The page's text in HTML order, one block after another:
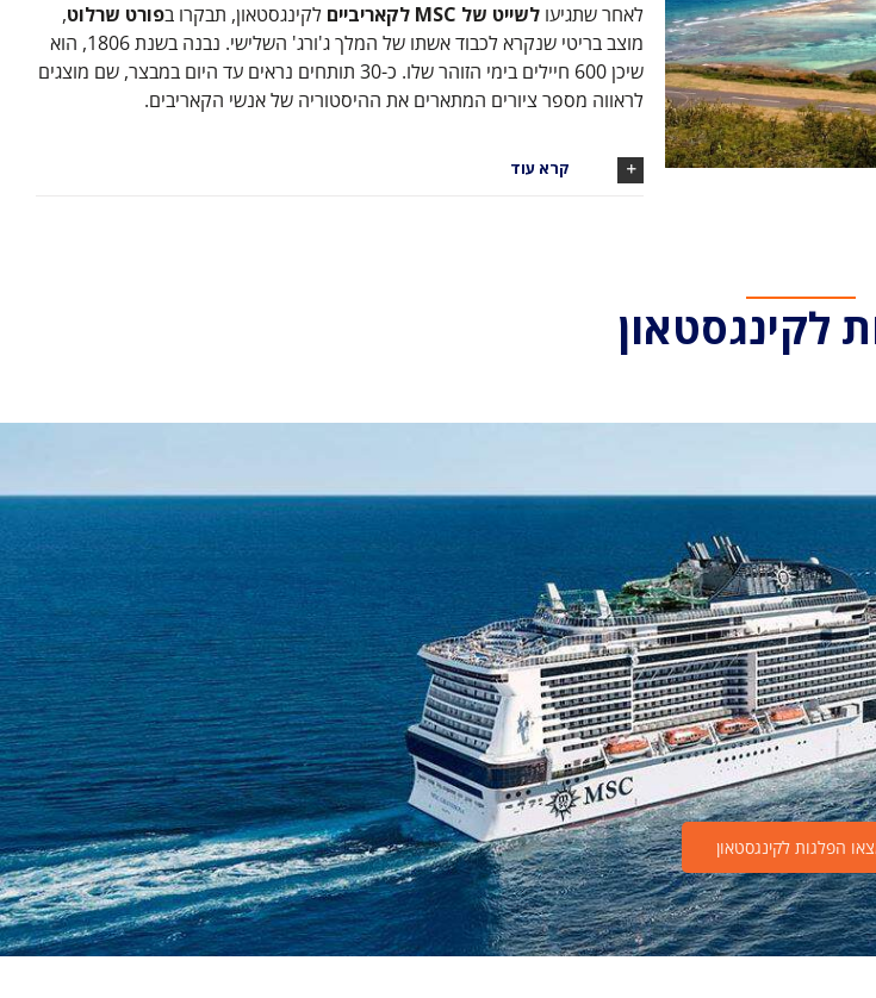
לאחר שתגיעו לשייט של MSC לקאריביים לקינגסטאון, תבקרו בפורט שרלוט,
מוצב בריטי שנקרא לכבוד אשתו של המלך ג'ורג' השלישי. נבנה בשנת 1806, הוא
שיכן 600 חיילים בימי הזוהר שלו. כ-30 תותחים נראים עד היום במבצר, שם מוצגים
לראווה מספר ציורים המתארים את ההיסטוריה של אנשי הקאריבים.
קרא עוד
לקינגסטאון
הפלגות לקינגסטאון